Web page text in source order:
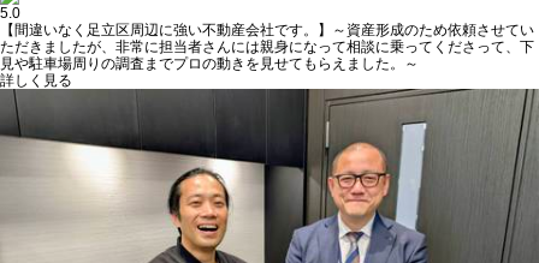
5.0
【間違いなく足立区周辺に強い不動産会社です。】～資産形成のため依頼させてい
ただきましたが、非常に担当者さんには親身になって相談に乗ってくださって、下
見や駐車場周りの調査までプロの動きを見せてもらえました。～
詳しく見る